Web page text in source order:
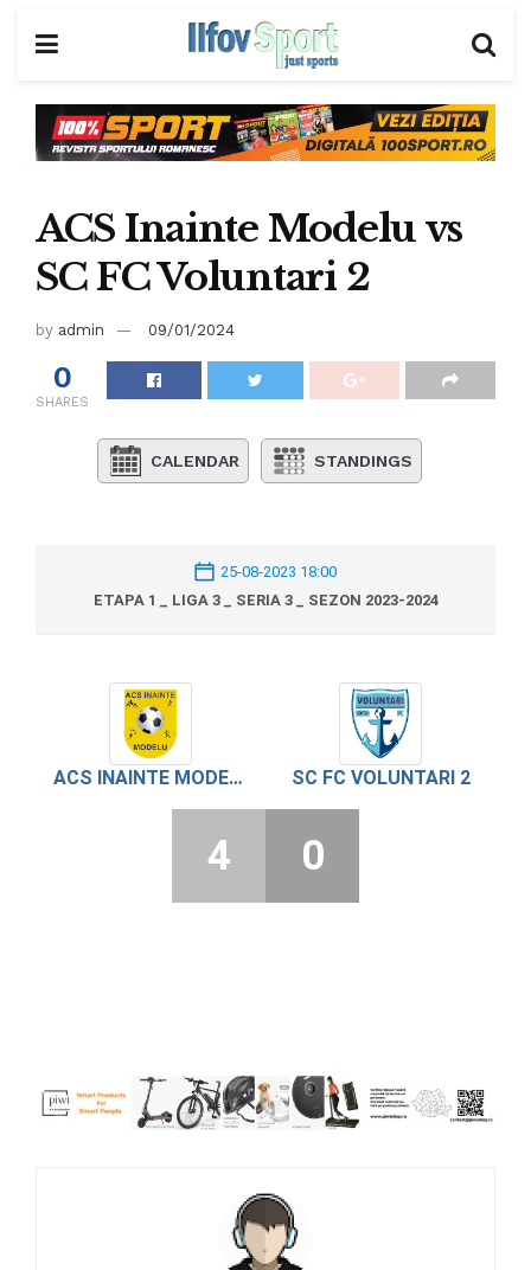
ACS Inainte Modelu vs
SC FC Voluntari 2
by admin 09/01/2024
0
SHARES
CALENDAR STANDINGS
25-08-2023 18:00
ETAPA 1 _ LIGA 3 _ SERIA 3 _ SEZON 2023-2024
ACS INAINTE MODELU SC FC VOLUNTARI 2
4 0